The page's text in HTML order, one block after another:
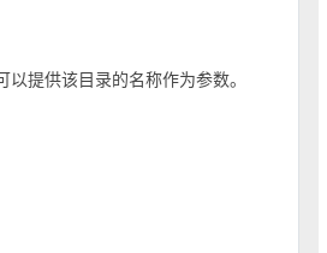
提供该目录的名称作为参数。